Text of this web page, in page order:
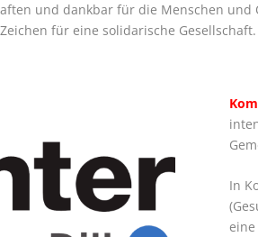
und dankbar für die Menschen
für eine solidarische Gesellschaft.
In